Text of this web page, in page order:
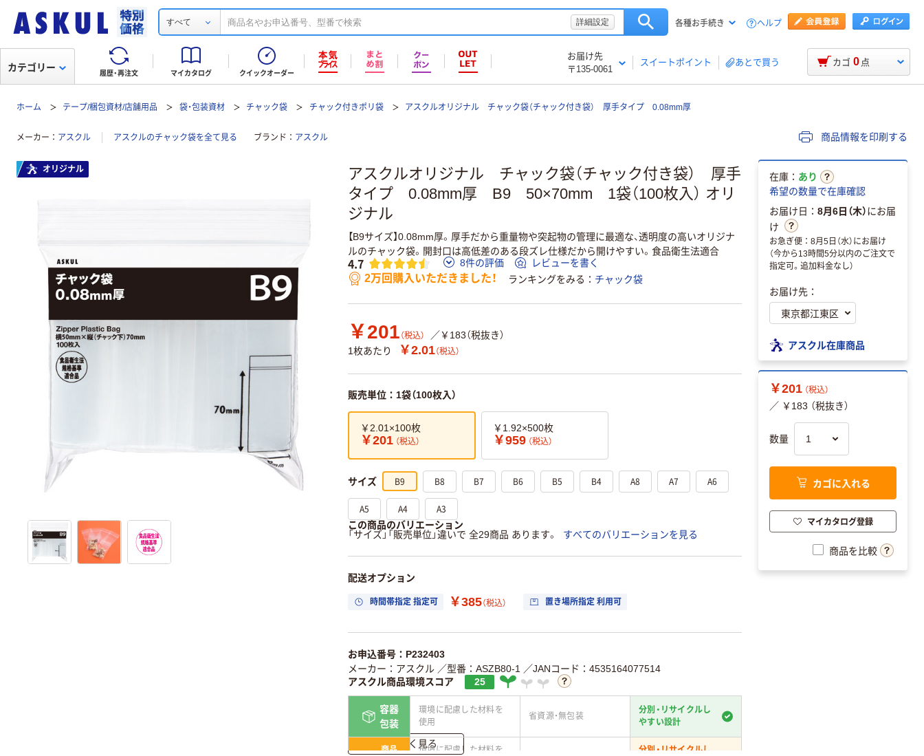
すべて 詳細設定 各種お手続き ヘルプ
履歴・再注文 マイカタログ クイックオーダー
お届け先
〒135-0061
スイートポイント あとで買う
カテゴリー カゴ 0 点
ホーム テープ/梱包資材/店舗用品 袋・包装資材 チャック袋 チャック付きポリ袋 アスクルオリジナル チャック袋（チャック付き袋） 厚手タイプ 0.08mm厚
メーカー アスクル アスクルのチャック袋を全て見る ブランド アスクル 商品情報を印刷する
アスクルオリジナル チャック袋（チャック付き袋） 厚手
タイプ 0.08mm厚 B9 50×70mm 1袋（100枚入） オリ
ジナル
【B9サイズ】0.08mm厚。厚手だから重量物や突起物の管理に最適な、透明度の高いオリジナ
ルのチャック袋。開封口は高低差のある段ズレ仕様だから開けやすい。食品衛生法適合
4.7 8件の評価 レビューを書く
2万回購入いただきました！ ランキングをみる チャック袋
￥201 （税込）
／￥183（税抜き）
1枚あたり
￥2.01（税込）
販売単位：1袋（100枚入）
￥2.01×100枚
￥201 （税込）
￥1.92×500枚
￥959 （税込）
サイズ B9 B8 B7 B6 B5 B4 A8 A7 A6
A5 A4 A3
この商品のバリエーション
「サイズ」「販売単位」違いで 全29商品 あります。
すべてのバリエーションを見る
配送オプション
時間帯指定 指定可 ￥385（税込） 置き場所指定 利用可
お申込番号：P232403
メーカー：アスクル ／型番：ASZB80-1
／JANコード：4535164077514
アスクル商品環境スコア
25
容器
包装
環境に配慮した材料を
使用
省資源・無包装
分別・リサイクルし
やすい設計
商品
環境に配慮した材料を
分別・リサイクルし
詳しく見る
オリジナル
在庫： あり
希望の数量で在庫確認
お届け日： 8月6日（木）にお届
け
お急ぎ便：8月5日（水）にお届け
（今から13時間5分以内のご注文で
指定可。追加料金なし）
お届け先：
アスクル在庫商品
￥201 （税込）
／ ￥183 （税抜き）
数量
カゴに入れる
マイカタログ登録
商品を比較